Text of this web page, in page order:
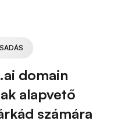
domain
alapvető
számára